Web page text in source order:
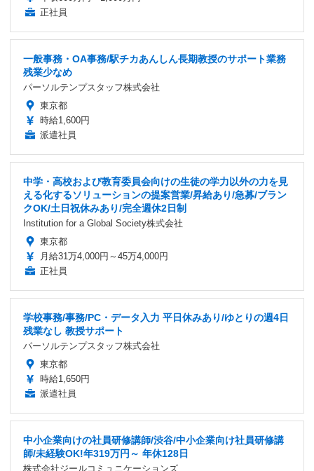
正社員
一般事務・OA事務/駅チカあんしん長期教授のサポート業務
残業少なめ
パーソルテンプスタッフ株式会社
東京都
時給1,600円
派遣社員
中学・高校および教育委員会向けの生徒の学力以外の力を見
える化するソリューションの提案営業/昇給あり/急募/ブラン
クOK/土日祝休みあり/完全週休2日制
Institution for a Global Society株式会社
東京都
月給31万4,000円～45万4,000円
正社員
学校事務/事務/PC・データ入力 平日休みあり/ゆとりの週4日
残業なし 教授サポート
パーソルテンプスタッフ株式会社
東京都
時給1,650円
派遣社員
中小企業向けの社員研修講師/渋谷/中小企業向け社員研修講
師/未経験OK!年319万円～ 年休128日
株式会社ジールコミュニケーションズ